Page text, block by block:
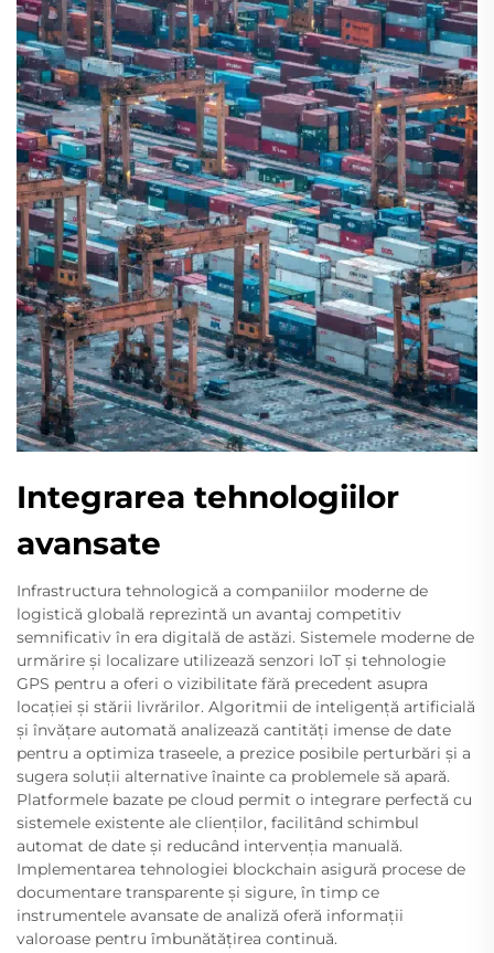
Integrarea tehnologiilor
avansate
Infrastructura tehnologică a companiilor moderne de
logistică globală reprezintă un avantaj competitiv
semnificativ în era digitală de astăzi. Sistemele moderne de
urmărire și localizare utilizează senzori IoT și tehnologie
GPS pentru a oferi o vizibilitate fără precedent asupra
locației și stării livrărilor. Algoritmii de inteligență artificială
și învățare automată analizează cantități imense de date
pentru a optimiza traseele, a prezice posibile perturbări și a
sugera soluții alternative înainte ca problemele să apară.
Platformele bazate pe cloud permit o integrare perfectă cu
sistemele existente ale clienților, facilitând schimbul
automat de date și reducând intervenția manuală.
Implementarea tehnologiei blockchain asigură procese de
documentare transparente și sigure, în timp ce
instrumentele avansate de analiză oferă informații
valoroase pentru îmbunătățirea continuă.